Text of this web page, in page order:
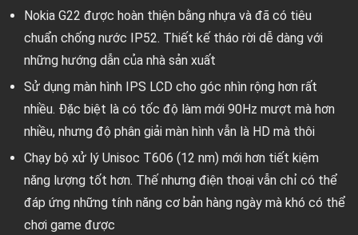
Nokia G22 được hoàn thiện bằng nhựa và đã có tiêu
chuẩn chống nước IP52. Thiết kế tháo rời dễ dàng với
những hướng dẫn của nhà sản xuất
Sử dụng màn hình IPS LCD cho góc nhìn rộng hơn rất
nhiều. Đặc biệt là có tốc độ làm mới 90Hz mượt mà hơn
nhiều, nhưng độ phân giải màn hình vẫn là HD mà thôi
Chạy bộ xử lý Unisoc T606 (12 nm) mới hơn tiết kiệm
năng lượng tốt hơn. Thế nhưng điện thoại vẫn chỉ có thể
đáp ứng những tính năng cơ bản hàng ngày mà khó có thể
chơi game được